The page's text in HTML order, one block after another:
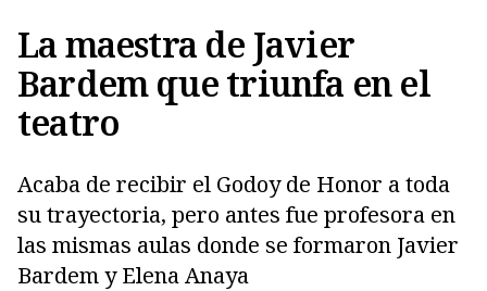
La maestra de Javier
Bardem que triunfa en el
teatro
Acaba de recibir el Godoy de Honor a toda
su trayectoria, pero antes fue profesora en
las mismas aulas donde se formaron Javier
Bardem y Elena Anaya